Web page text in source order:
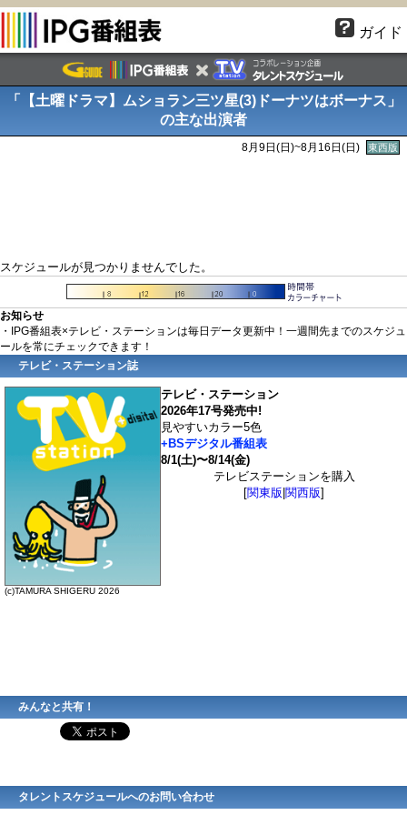
ガイド
「【土曜ドラマ】ムショラン三ツ星(3)ドーナツはボーナス」
の主な出演者
8月9日(日 )~8月16日(日 ) 東西版
スケジュールが見つかりませんでした。
お知らせ
・IPG番組表×テレビ・ステーションは毎日データ更新中！一週間先までのスケジュ
ールを常にチェックできます！
テレビ・ステーション誌
(c)TAMURA SHIGERU 2026
テレビ・ステーション
2026年17号発売中!
見やすいカラー5色
+BSデジタル番組表
8/1(土)〜8/14(金)
テレビステーションを購入
[関東版 関西版]
みんなと共有！
タレントスケジュールへのお問い合わせ